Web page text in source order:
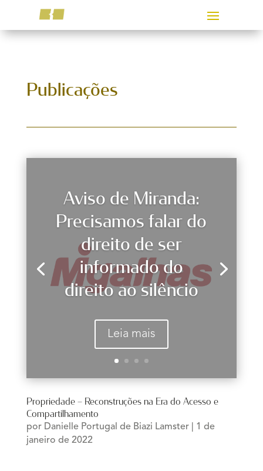
Publicações
Aviso de Miranda:
Precisamos falar do
direito de ser
informado do
direito ao silêncio
Leia mais
Propriedade – Reconstruções na Era do Acesso e
Compartilhamento
por Danielle Portugal de Biazi Lamster| 1 de
janeiro de 2022